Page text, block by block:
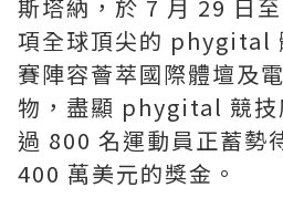
斯塔納，於 7 月 29 日
項全球頂尖的 phygital
賽陣容薈萃國際體壇及
物，盡顯 phygital 競技
過 800 名運動員正蓄勢
400 萬美元的獎金。